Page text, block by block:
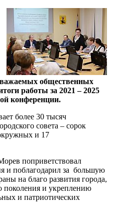
общественных
работы за 2021 – 2025
конференции.
более 30 тысяч
совета – сорок
и 17
поприветствовал
и поблагодарил за большую
на благо развития города,
поколения и укреплению
и патриотических